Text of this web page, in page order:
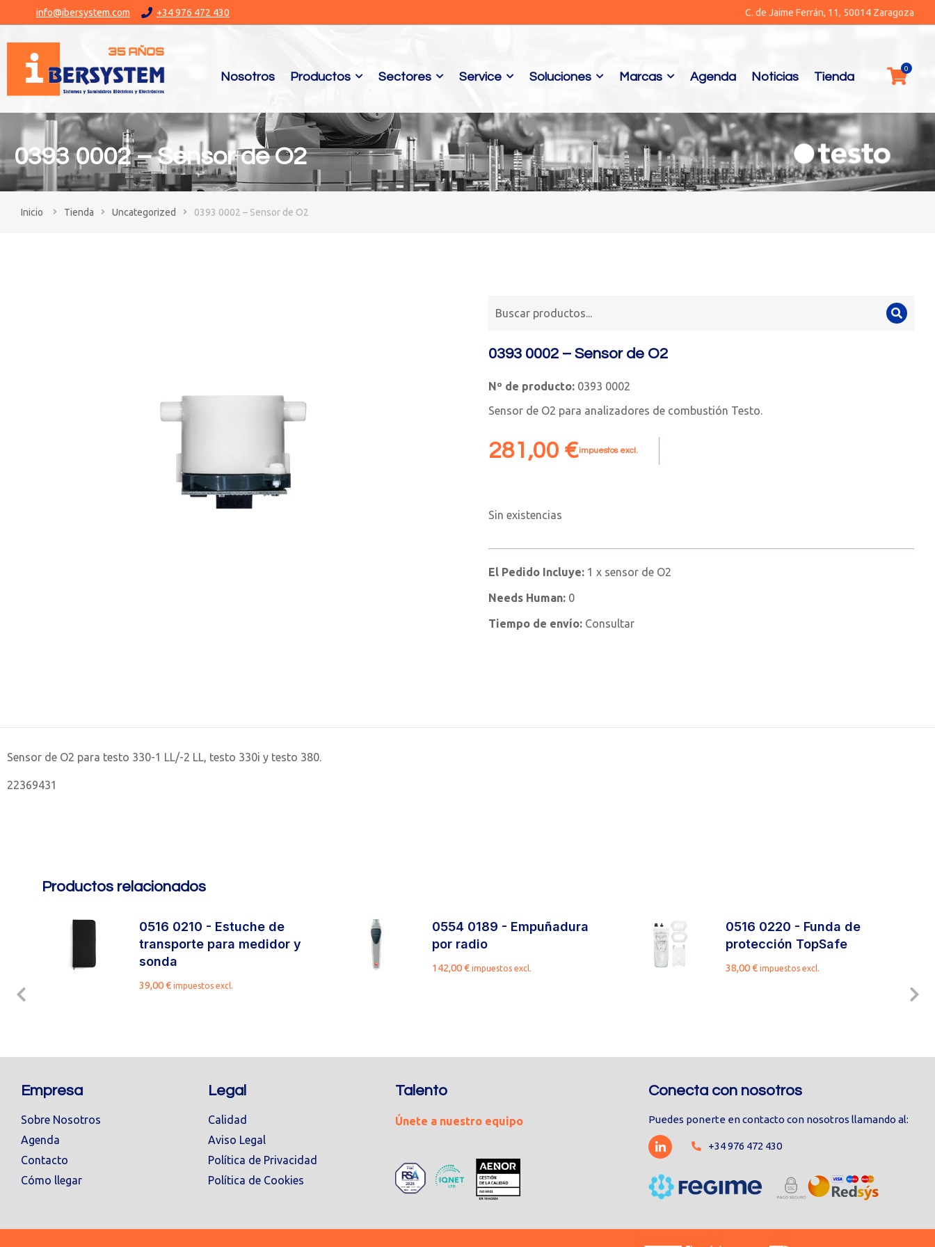
info@ibersystem.com +34 976 472 430 C. de Jaime Ferrán, 11, 50014 Zaragoza
Nosotros Productos Sectores Service Soluciones Marcas Agenda Noticias Tienda
0393 0002 – Sensor de O2
You are here:
Tienda Uncategorized 0393 0002 – Sensor de O2
0393 0002 – Sensor de O2
Nº de producto: 0393 0002
Sensor de O2 para analizadores de combustión Testo.
281,00 €impuestos excl.
Sin existencias
El Pedido Incluye: 1 x sensor de O2
Needs Human: 0
Tiempo de envío: Consultar
Sensor de O2 para testo 330-1 LL/-2 LL, testo 330i y testo 380.
22369431
Productos relacionados
0516 0210 - Estuche de
transporte para medidor y
sonda
39,00€ impuestos excl.
0554 0189 - Empuñadura
por radio
142,00€ impuestos excl.
0516 0220 - Funda de
protección TopSafe
38,00€ impuestos excl.
Empresa
Sobre Nosotros
Agenda
Contacto
Cómo llegar
Legal
Calidad
Aviso Legal
Política de Privacidad
Política de Cookies
Talento
Únete a nuestro equipo
Conecta con nosotros
Puedes ponerte en contacto con nosotros llamando al:
+34 976 472 430